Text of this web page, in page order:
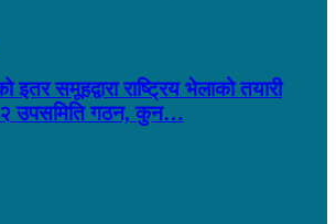
इतर समूहद्वारा राष्ट्रिय भेलाको तयारी
उपसमिति गठन, कुन…